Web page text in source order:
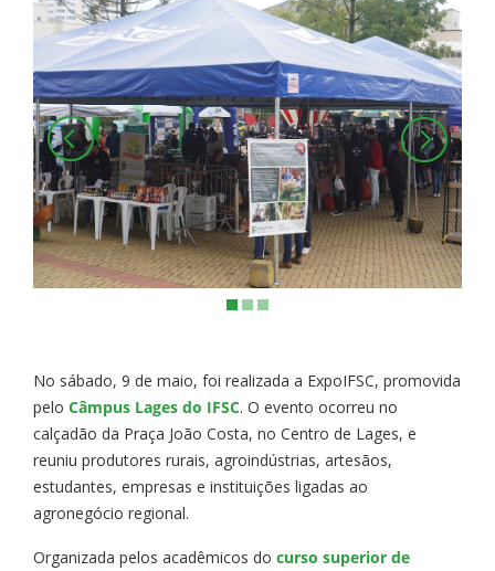
No sábado, 9 de maio, foi realizada a ExpoIFSC, promovida
pelo Câmpus Lages do IFSC. O evento ocorreu no
calçadão da Praça João Costa, no Centro de Lages, e
reuniu produtores rurais, agroindústrias, artesãos,
estudantes, empresas e instituições ligadas ao
agronegócio regional.
Organizada pelos acadêmicos do curso superior de